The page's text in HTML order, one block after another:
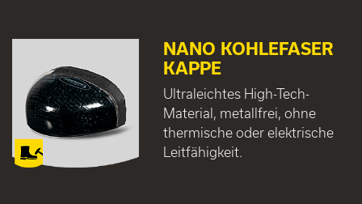
NANO KOHLEFASER
KAPPE
Ultraleichtes High-Tech-
Material, metallfrei, ohne
thermische oder elektrische
Leitfähigkeit.